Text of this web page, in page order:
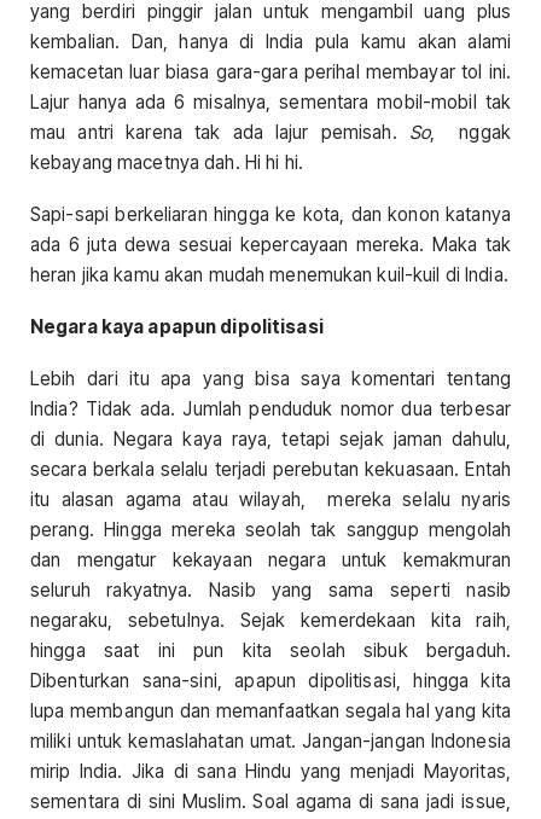
yang berdiri pinggir jalan untuk mengambil uang plus
kembalian. Dan, hanya di India pula kamu akan alami
kemacetan luar biasa gara-gara perihal membayar tol ini.
Lajur hanya ada 6 misalnya, sementara mobil-mobil tak
mau antri karena tak ada lajur pemisah. So, nggak
kebayang macetnya dah. Hi hi hi.
Sapi-sapi berkeliaran hingga ke kota, dan konon katanya
ada 6 juta dewa sesuai kepercayaan mereka. Maka tak
heran jika kamu akan mudah menemukan kuil-kuil di India.
Negara kaya apapun dipolitisasi
Lebih dari itu apa yang bisa saya komentari tentang
India? Tidak ada. Jumlah penduduk nomor dua terbesar
di dunia. Negara kaya raya, tetapi sejak jaman dahulu,
secara berkala selalu terjadi perebutan kekuasaan. Entah
itu alasan agama atau wilayah, mereka selalu nyaris
perang. Hingga mereka seolah tak sanggup mengolah
dan mengatur kekayaan negara untuk kemakmuran
seluruh rakyatnya. Nasib yang sama seperti nasib
negaraku, sebetulnya. Sejak kemerdekaan kita raih,
hingga saat ini pun kita seolah sibuk bergaduh.
Dibenturkan sana-sini, apapun dipolitisasi, hingga kita
lupa membangun dan memanfaatkan segala hal yang kita
miliki untuk kemaslahatan umat. Jangan-jangan Indonesia
mirip India. Jika di sana Hindu yang menjadi Mayoritas,
sementara di sini Muslim. Soal agama di sana jadi issue,